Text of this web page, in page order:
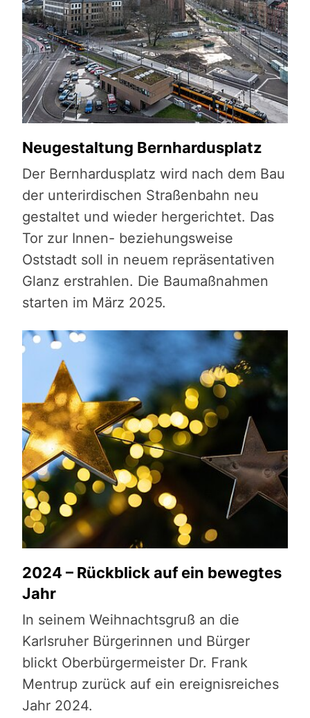
Neugestaltung Bernhardusplatz
Der Bernhardusplatz wird nach dem Bau
der unterirdischen Straßenbahn neu
gestaltet und wieder hergerichtet. Das
Tor zur Innen- beziehungsweise
Oststadt soll in neuem repräsentativen
Glanz erstrahlen. Die Baumaßnahmen
starten im März 2025.
2024 – Rückblick auf ein bewegtes
Jahr
In seinem Weihnachtsgruß an die
Karlsruher Bürgerinnen und Bürger
blickt Oberbürgermeister Dr. Frank
Mentrup zurück auf ein ereignisreiches
Jahr 2024.